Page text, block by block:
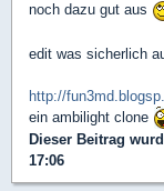
noch dazu gut aus
edit was sicherlich
http://
ein ambilight clone
Dieser Beitrag
17:06